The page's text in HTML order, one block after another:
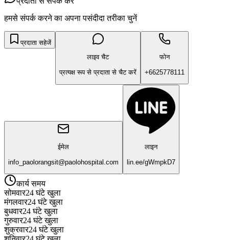
हमसे संपर्क करने का अपना पसंदीदा तरीका चुनें
प्रदाता सहेजें
लाइव चैट
प्रत्यक्ष रूप से प्रदाता से चैट करें
फोन
+6625778111
ईमेल
info_paolorangsit@paolohospital.com
लाइन
lin.ee/gWmpkD7
कार्य समय
सोमवार24 घंटे खुला
मंगलवार24 घंटे खुला
बुधवार24 घंटे खुला
गुरुवार24 घंटे खुला
शुक्रवार24 घंटे खुला